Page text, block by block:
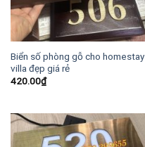
Biển số phòng gỗ cho homestay
villa đẹp giá rẻ
420.00₫